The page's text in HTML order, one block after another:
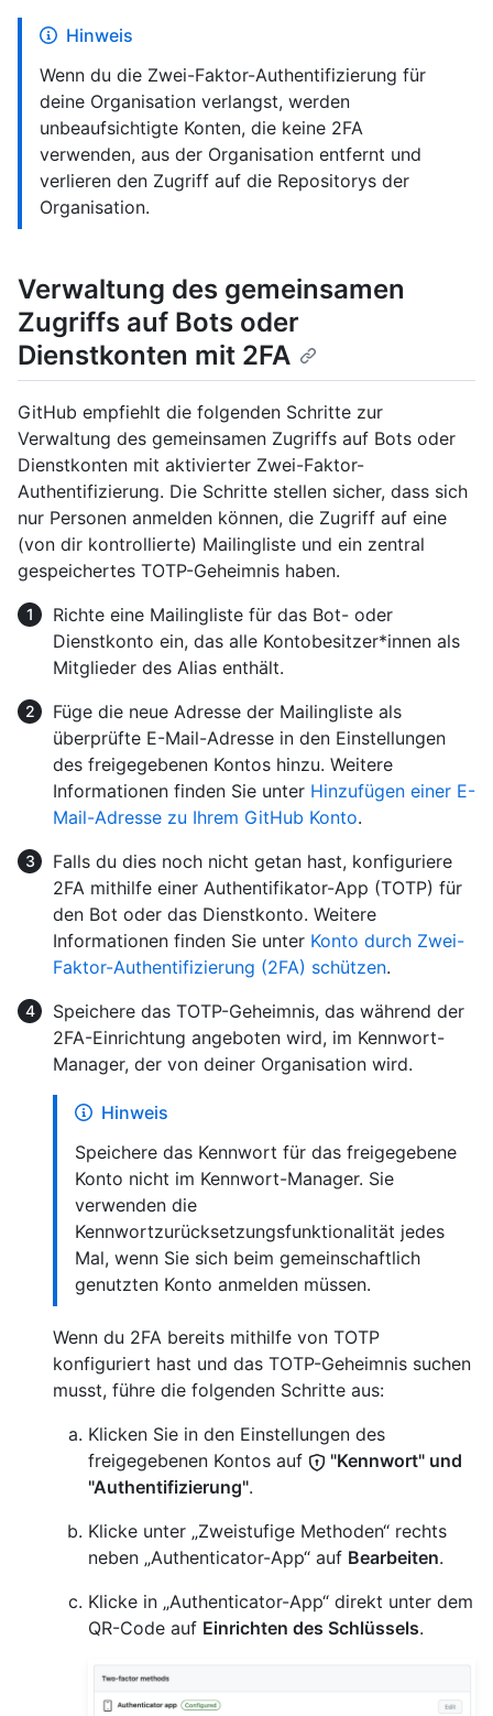
Hinweis
Wenn du die Zwei-Faktor-Authentifizierung für
deine Organisation verlangst, werden
unbeaufsichtigte Konten, die keine 2FA
verwenden, aus der Organisation entfernt und
verlieren den Zugriff auf die Repositorys der
Organisation.
Verwaltung des gemeinsamen
Zugriffs auf Bots oder
Dienstkonten mit 2FA
GitHub empfiehlt die folgenden Schritte zur
Verwaltung des gemeinsamen Zugriffs auf Bots oder
Dienstkonten mit aktivierter Zwei-Faktor-
Authentifizierung. Die Schritte stellen sicher, dass sich
nur Personen anmelden können, die Zugriff auf eine
(von dir kontrollierte) Mailingliste und ein zentral
gespeichertes TOTP-Geheimnis haben.
Richte eine Mailingliste für das Bot- oder
Dienstkonto ein, das alle Kontobesitzer*innen als
Mitglieder des Alias enthält.
Füge die neue Adresse der Mailingliste als
überprüfte E-Mail-Adresse in den Einstellungen
des freigegebenen Kontos hinzu. Weitere
Informationen finden Sie unter Hinzufügen einer E-
Mail-Adresse zu Ihrem GitHub Konto.
Falls du dies noch nicht getan hast, konfiguriere
2FA mithilfe einer Authentifikator-App (TOTP) für
den Bot oder das Dienstkonto. Weitere
Informationen finden Sie unter Konto durch Zwei-
Faktor-Authentifizierung (2FA) schützen.
Speichere das TOTP-Geheimnis, das während der
2FA-Einrichtung angeboten wird, im Kennwort-
Manager, der von deiner Organisation wird.
Hinweis
Speichere das Kennwort für das freigegebene
Konto nicht im Kennwort-Manager. Sie
verwenden die
Kennwortzurücksetzungsfunktionalität jedes
Mal, wenn Sie sich beim gemeinschaftlich
genutzten Konto anmelden müssen.
Wenn du 2FA bereits mithilfe von TOTP
konfiguriert hast und das TOTP-Geheimnis suchen
musst, führe die folgenden Schritte aus:
Klicken Sie in den Einstellungen des
freigegebenen Kontos auf
"Kennwort" und
"Authentifizierung".
Klicke unter „Zweistufige Methoden“ rechts
neben „Authenticator-App“ auf Bearbeiten.
Klicke in „Authenticator-App“ direkt unter dem
QR-Code auf Einrichten des Schlüssels.